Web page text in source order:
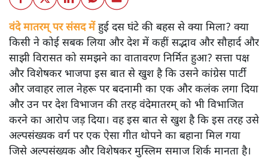
अरुण कुमार त्रिपाठी
संसद में वंदे मातरम् के गूंजने और बाहर बढ़ते तनाव ने इतिहास बनाम
वर्तमान की बहस को फिर जीवित कर दिया है। क्या ऐतिहासिक
विवादों की राजनीति ने सामाजिक सद्भाव को और कमजोर किया है?